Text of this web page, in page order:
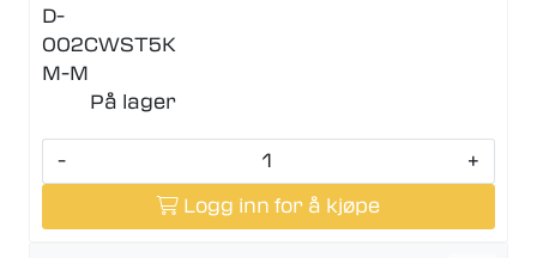
D-
002CWST5K
M-M
På lager
-
+
Logg inn for å kjøpe